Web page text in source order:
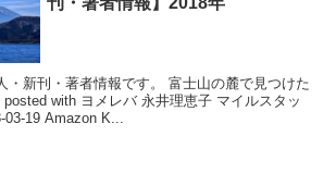
・新刊・著者情報です。 富士山の麓で見つけた
with ヨメレバ 永井理恵子 マイルスタッ
03-19 Amazon K...